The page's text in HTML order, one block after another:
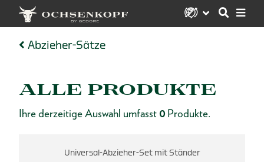
Abzieher-Sätze
ALLE PRODUKTE
Ihre derzeitige Auswahl umfasst 0 Produkte.
Universal-Abzieher-Set mit Ständer